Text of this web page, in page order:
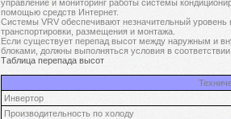
управление и мониторинг работы системы
помощью средств Интернет.
Системы VRV обеспечивают незначительный
транспортировки, размещения и монтажа.
Если существует перепад высот между наружным и
блоками, должны выполняться условия в соответствии
Таблица перепада высот
Инвертор
Производительность по холоду